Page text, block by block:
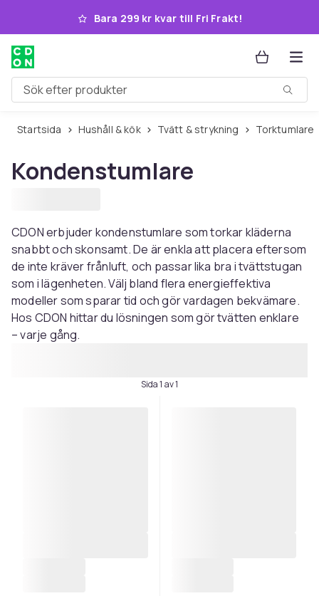
Hoppa till huvudinnehållet
Bara 299 kr kvar till Fri Frakt!
Sök efter produkter
Startsida Hushåll & kök Tvätt & strykning Torktumlare
Kondenstumlare
CDON erbjuder kondenstumlare som torkar kläderna
snabbt och skonsamt. De är enkla att placera eftersom
de inte kräver frånluft, och passar lika bra i tvättstugan
som i lägenheten. Välj bland flera energieffektiva
modeller som sparar tid och gör vardagen bekvämare.
Hos CDON hittar du lösningen som gör tvätten enklare
– varje gång.
Sida 1 av 1